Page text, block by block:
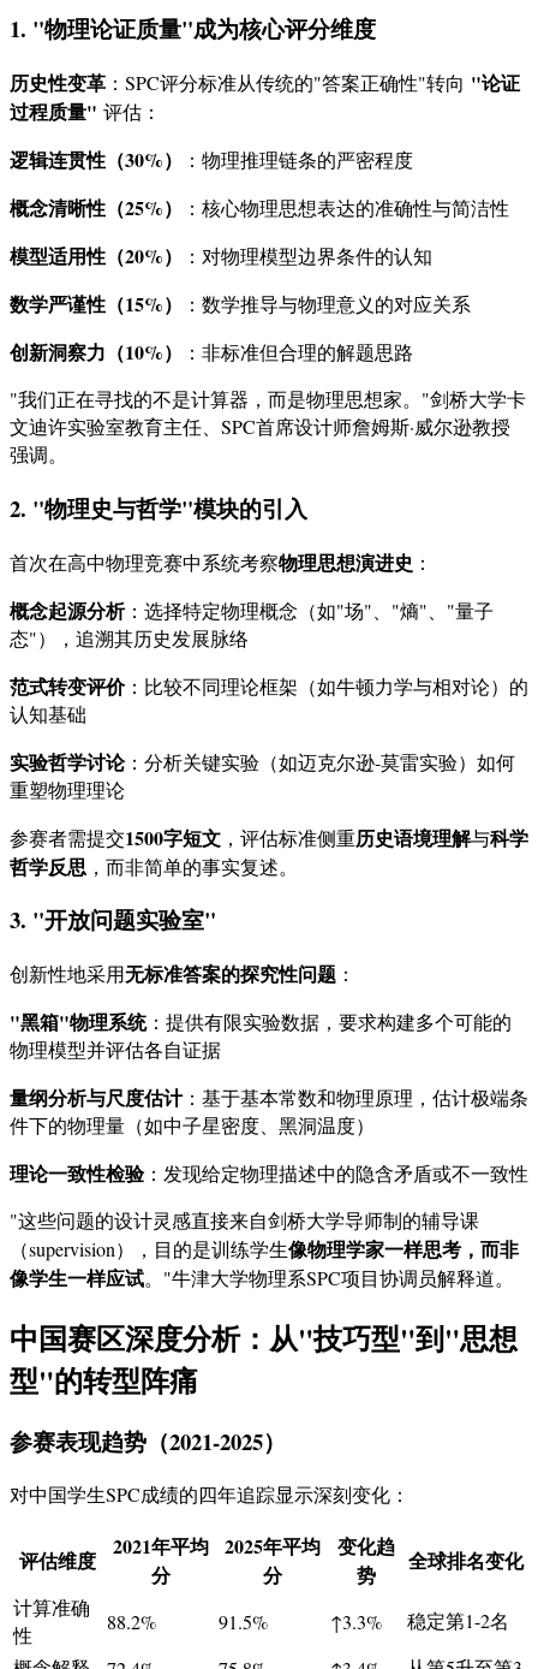
1. "物理论证质量"成为核心评分维度
历史性变革 ：SPC评分标准从传统的"答案正确性"转向 "论证
过程质量" 评估：
逻辑连贯性（30%） ：物理推理链条的严密程度
概念清晰性（25%） ：核心物理思想表达的准确性与简洁性
模型适用性（20%） ：对物理模型边界条件的认知
数学严谨性（15%） ：数学推导与物理意义的对应关系
创新洞察力（10%）
：非标准但合理的解题思路
"我们正在寻找的不是计算器，而是物理思想家。"剑桥大学卡
文迪许实验室教育主任、SPC首席设计师詹姆斯·威尔逊教授
强调。
2. "物理史与哲学"模块的引入
首次在高中物理竞赛中系统考察物理思想演进史 ：
概念起源分析：选择特定物理概念（如"场"、"熵"、"量子
态"），追溯其历史发展脉络
范式转变评价：比较不同理论框架（如牛顿力学与相对论）的
认知基础
实验哲学讨论：分析关键实验（如迈克尔逊-莫雷实验）如何
重塑物理理论
参赛者需提交1500字短文 ，评估标准侧重历史语境理解与科学
哲学反思 ，而非简单的事实复述。
3. "开放问题实验室"
创新性地采用无标准答案的探究性问题 ：
"黑箱"物理系统：提供有限实验数据，要求构建多个可能的
物理模型并评估各自证据
量纲分析与尺度估计：基于基本常数和物理原理，估计极端条
件下的物理量（如中子星密度、黑洞温度）
理论一致性检验：发现给定物理描述中的隐含矛盾或不一致性
"这些问题的设计灵感直接来自剑桥大学导师制的辅导课
（supervision），目的是训练学生像物理学家一样思考，而非
像学生一样应试。"牛津大学物理系SPC项目协调员解释道。
中国赛区深度分析：从"技巧型"到"思想
型"的转型阵痛
参赛表现趋势（2021-2025）
对中国学生SPC成绩的四年追踪显示深刻变化：
评估维度
2021年平均
分
2025年平均
分
变化趋
势
全球排名变化
计算准确
性
88.2% 91.5% ↑3.3%
稳定第1-2名